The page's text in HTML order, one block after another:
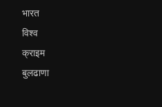
भारत
विश्व
क्राइम
बुलढाणा